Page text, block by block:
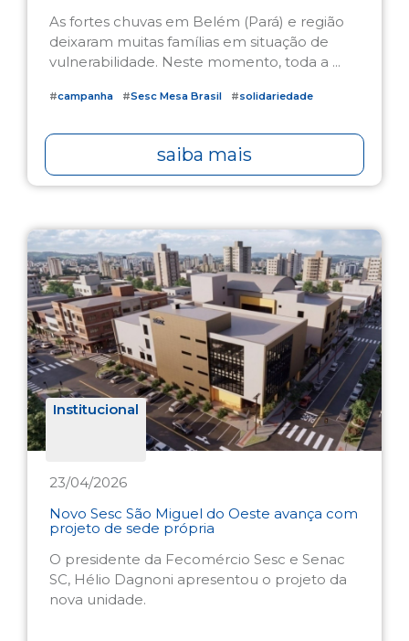
As fortes chuvas em Belém (Pará) e região
deixaram muitas famílias em situação de
vulnerabilidade. Neste momento, toda a ...
#campanha #Sesc Mesa Brasil #solidariedade
saiba mais
Institucional
23/04/2026
Novo Sesc São Miguel do Oeste avança com
projeto de sede própria
O presidente da Fecomércio Sesc e Senac
SC, Hélio Dagnoni apresentou o projeto da
nova unidade.